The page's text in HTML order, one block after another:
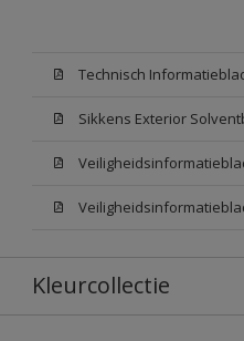
Technisch
Kleurcollectie